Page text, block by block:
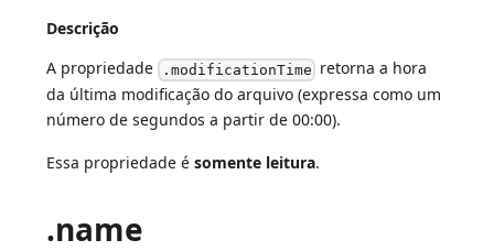
Descrição
A propriedade .modificationTime retorna a hora
da última modificação do arquivo (expressa como um
número de segundos a partir de 00:00).
Essa propriedade ésomente leitura.
.name